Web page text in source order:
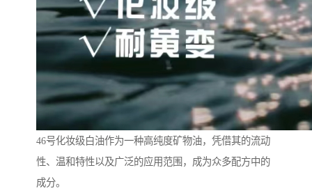
46号化妆级白油作为一种高纯度矿物油，凭借其的流动
性、温和特性以及广泛的应用范围，成为众多配方中的
成分。